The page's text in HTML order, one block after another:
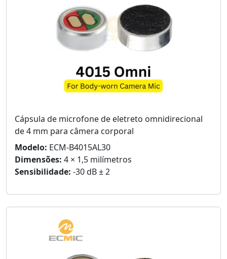
Cápsula de microfone de eletreto omnidirecional
de 4 mm para câmera corporal
Modelo: ECM-B4015AL30
Dimensões: 4 × 1,5 milímetros
Sensibilidade: -30 dB ± 2